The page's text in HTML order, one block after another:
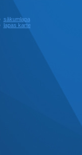
sākumlapa
lapas karte